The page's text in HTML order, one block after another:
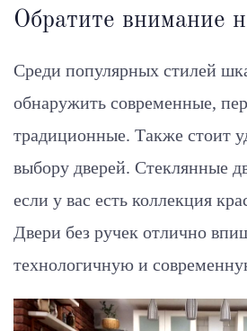
Обратите внимание
Среди популярных стилей
обнаружить современные,
традиционные. Также стоит
выбору дверей. Стеклянные
если у вас есть коллекция
Двери без ручек отлично
технологичную и